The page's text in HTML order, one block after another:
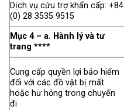
Dịch vụ cứu trợ khẩn cấp: +84
(0) 28 3535 9515
Mục 4 – a. Hành lý và tư
trang ****
Cung cấp quyền lợi bảo hiểm
đối với các đồ vật bị mất
hoặc hư hỏng trong chuyến
đi